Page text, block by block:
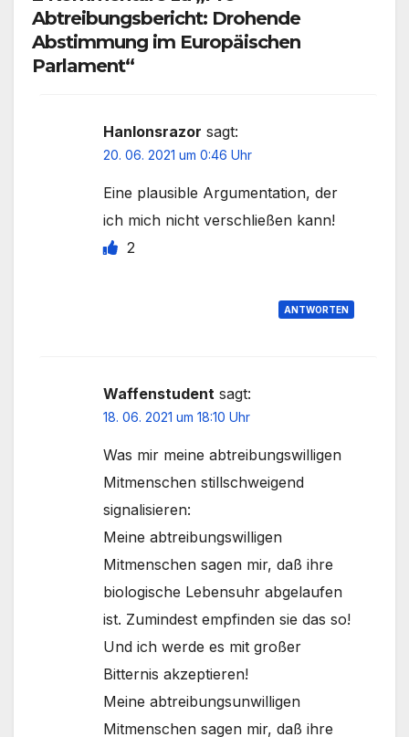
Abtreibungsbericht: Drohende
Abstimmung im Europäischen
Parlament“
Hanlonsrazor sagt:
20. 06. 2021 um 0:46 Uhr
Eine plausible Argumentation, der
ich mich nicht verschließen kann!
2
ANTWORTEN
Waffenstudent sagt:
18. 06. 2021 um 18:10 Uhr
Was mir meine abtreibungswilligen
Mitmenschen stillschweigend
signalisieren:
Meine abtreibungswilligen
Mitmenschen sagen mir, daß ihre
biologische Lebensuhr abgelaufen
ist. Zumindest empfinden sie das so!
Und ich werde es mit großer
Bitternis akzeptieren!
Meine abtreibungsunwilligen
Mitmenschen sagen mir, daß ihre